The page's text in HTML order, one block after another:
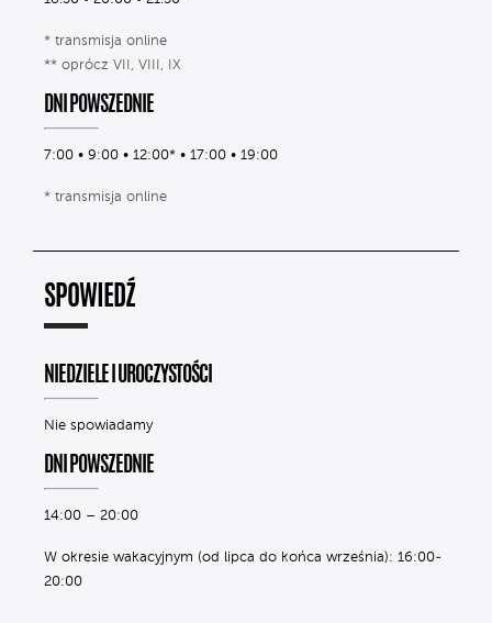
* transmisja online
** oprócz VII, VIII, IX
DNI POWSZEDNIE
7:00 • 9:00 • 12:00* • 17:00 • 19:00
* transmisja online
SPOWIEDŹ
NIEDZIELE I UROCZYSTOŚCI
Nie spowiadamy
DNI POWSZEDNIE
14:00 – 20:00
W okresie wakacyjnym (od lipca do końca września): 16:00-
20:00